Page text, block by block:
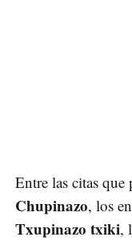
Entre las citas que
Chupinazo, los
Txupinazo txiki,